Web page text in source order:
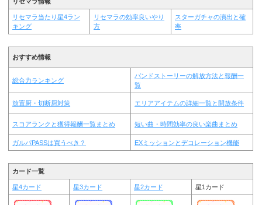
リセマラ当たり星4ラン
キング
リセマラの効率良いやり
方
スターガチャの演出と確
率
おすすめ情報
総合力ランキング
バンドストーリーの解放方法と報酬一
覧
放置厨・切断厨対策 エリアアイテムの詳細一覧と開放条件
スコアランクと獲得報酬一覧まとめ 短い曲・時間効率の良い楽曲まとめ
ガルパPASSは買うべき？ EXミッションとデコレーション機能
カード一覧
星4カード 星3カード 星2カード 星1カード